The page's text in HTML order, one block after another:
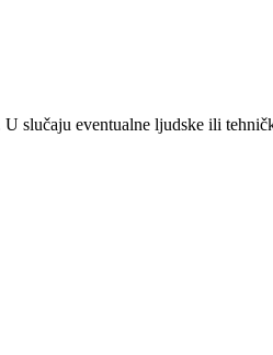
slučaju eventualne ljudske ili